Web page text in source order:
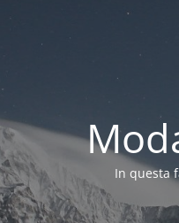
In questa